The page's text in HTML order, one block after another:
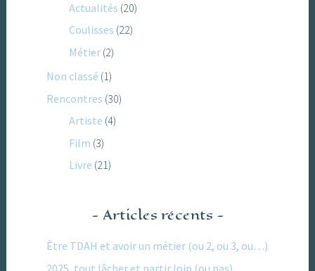
Actualités (20)
Coulisses (22)
Métier (2)
Non classé (1)
Rencontres (30)
Artiste (4)
Film (3)
Livre (21)
Articles récents
Être TDAH et avoir un métier (ou 2, ou 3, ou…)
2025, tout lâcher et partir loin (ou pas)